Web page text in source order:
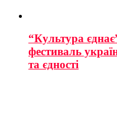
“Культура
фестиваль
та єдності